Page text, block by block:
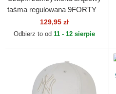
taśma regulowana 9FORTY
Tonal Icon Los Angeles
Dodgers MLB New Era
129,95 zł
Odbierz to od 11 - 12 sierpie